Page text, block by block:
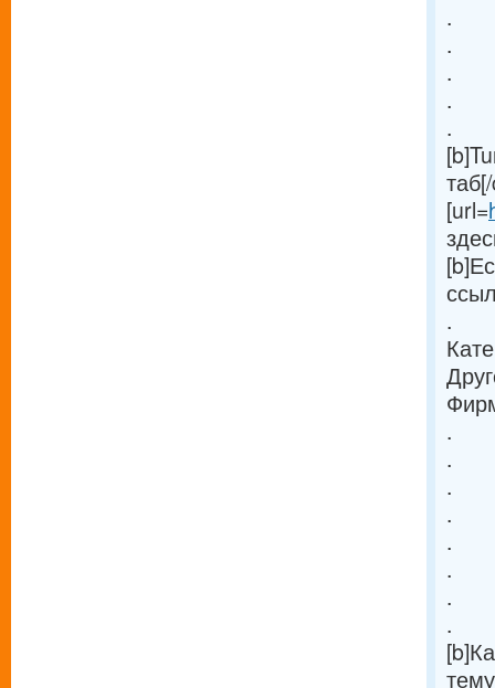
.
.
.
.
.
[url=
.
.
.
.
.
.
.
.
.